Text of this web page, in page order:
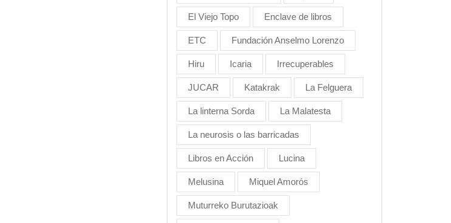
El Viejo Topo Enclave de libros
ETC Fundación Anselmo Lorenzo
Hiru Icaria Irrecuperables
JUCAR Katakrak La Felguera
La linterna Sorda La Malatesta
La neurosis o las barricadas
Libros en Acción Lucina
Melusina Miquel Amorós
Muturreko Burutazioak